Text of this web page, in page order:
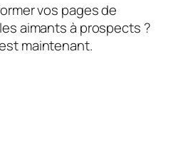
vos pages de
aimants à prospects ?
maintenant.